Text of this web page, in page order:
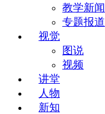
教学新闻
专题报道
视觉
图说
视频
讲堂
人物
新知